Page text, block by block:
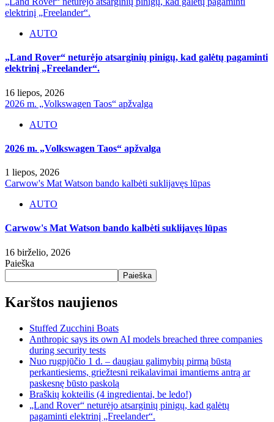
elektrinį „Freelander“.
AUTO
„Land Rover“ neturėjo atsarginių pinigų, kad galėtų pagaminti
elektrinį „Freelander“.
16 liepos, 2026
2026 m. „Volkswagen Taos“ apžvalga
AUTO
2026 m. „Volkswagen Taos“ apžvalga
1 liepos, 2026
Carwow's Mat Watson bando kalbėti suklijavęs lūpas
AUTO
Carwow's Mat Watson bando kalbėti suklijavęs lūpas
16 birželio, 2026
Paieška
Paieška
Karštos naujienos
Stuffed Zucchini Boats
Anthropic says its own AI models breached three companies
during security tests
Nuo rugpjūčio 1 d. – daugiau galimybių pirmą būstą
perkantiesiems, griežtesni reikalavimai imantiems antrą ar
paskesnę būsto paskolą
Braškių kokteilis (4 ingredientai, be ledo!)
„Land Rover“ neturėjo atsarginių pinigų, kad galėtų
pagaminti elektrinį „Freelander“.